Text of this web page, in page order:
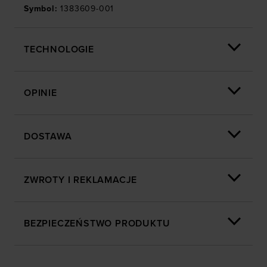
Symbol: 1383609-001
TECHNOLOGIE
OPINIE
DOSTAWA
ZWROTY I REKLAMACJE
BEZPIECZEŃSTWO PRODUKTU